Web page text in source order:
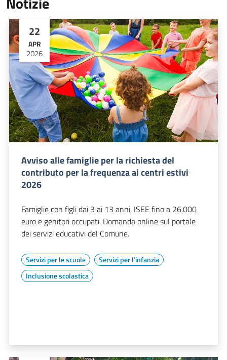
22
APR
2026
Avviso alle famiglie per la richiesta del
contributo per la frequenza ai centri estivi
2026
Famiglie con figli dai 3 ai 13 anni, ISEE fino a 26.000
euro e genitori occupati. Domanda online sul portale
dei servizi educativi del Comune.
Servizi per le scuole
Servizi per l'infanzia
Inclusione scolastica